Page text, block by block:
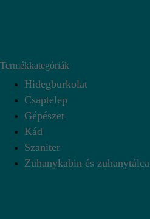
Termékkategóriák
Hidegburkolat
Csaptelep
Gépészet
Kád
Szaniter
Zuhanykabin és zuhanytálca